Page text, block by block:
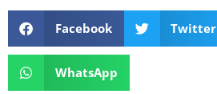
Facebook Twitter
WhatsApp